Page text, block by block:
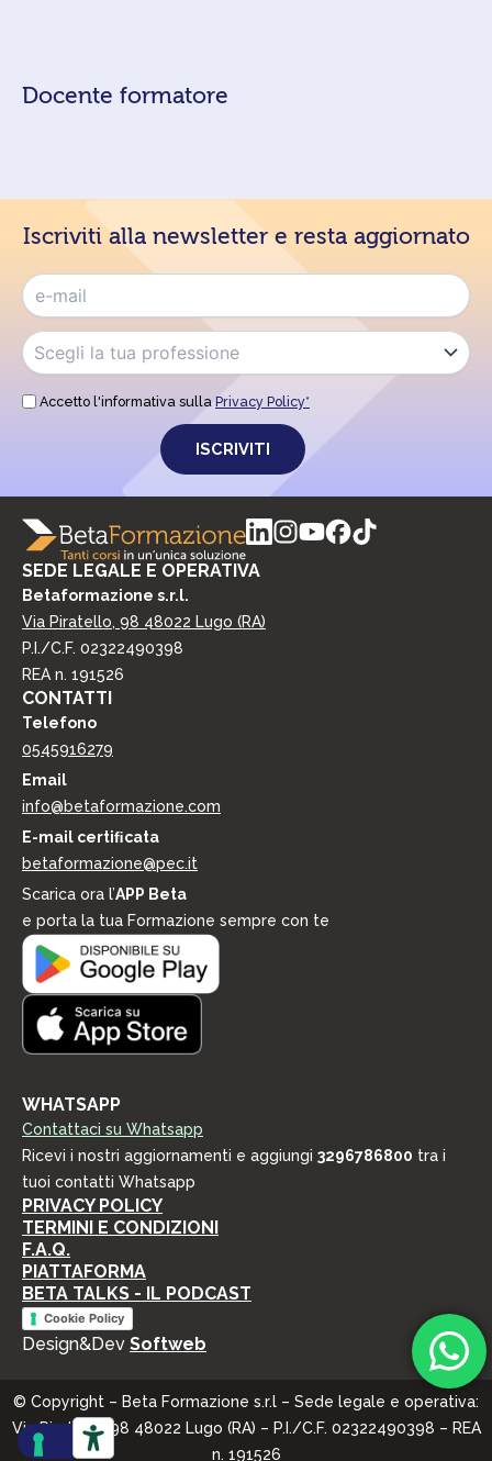
Docente formatore
Iscriviti alla newsletter e resta aggiornato
Accetto l'informativa sulla Privacy Policy*
SEDE LEGALE E OPERATIVA
Betaformazione s.r.l.
Via Piratello, 98 48022 Lugo (RA)
P.I./C.F. 02322490398
REA n. 191526
CONTATTI
Telefono
0545916279
Email
info@betaformazione.com
E-mail certiﬁcata
betaformazione@pec.it
Scarica ora l’APP Beta
e porta la tua Formazione sempre con te
WHATSAPP
Contattaci su Whatsapp
Ricevi i nostri aggiornamenti e aggiungi 3296786800 tra i
tuoi contatti Whatsapp
PRIVACY POLICY
TERMINI E CONDIZIONI
F.A.Q.
PIATTAFORMA
BETA TALKS - IL PODCAST
Cookie Policy
Design&Dev Softweb
© Copyright – Beta Formazione s.r.l – Sede legale e operativa:
Via Piratello, 98 48022 Lugo (RA) – P.I./C.F. 02322490398 – REA
n. 191526